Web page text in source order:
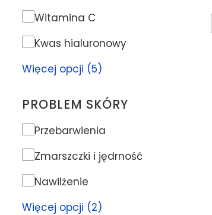
Witamina C
Kwas hialuronowy
Więcej opcji (5)
PROBLEM SKÓRY
Problem skóry
Przebarwienia
Zmarszczki i jędrność
Nawilżenie
Więcej opcji (2)